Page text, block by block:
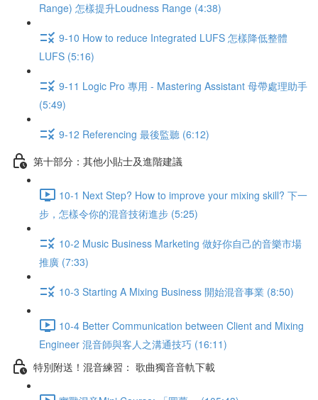
Range) 怎樣提升Loudness Range (4:38)
9-10 How to reduce Integrated LUFS 怎樣降低整體
LUFS (5:16)
9-11 Logic Pro 專用 - Mastering Assistant 母帶處理助手
(5:49)
9-12 Referencing 最後監聽 (6:12)
第十部分：其他小貼士及進階建議
10-1 Next Step? How to improve your mixing skill? 下一
步，怎樣令你的混音技術進步 (5:25)
10-2 Music Business Marketing 做好你自己的音樂市場
推廣 (7:33)
10-3 Starting A Mixing Business 開始混音事業 (8:50)
10-4 Better Communication between Client and Mixing
Engineer 混音師與客人之溝通技巧 (16:11)
特別附送！混音練習： 歌曲獨音音軌下載